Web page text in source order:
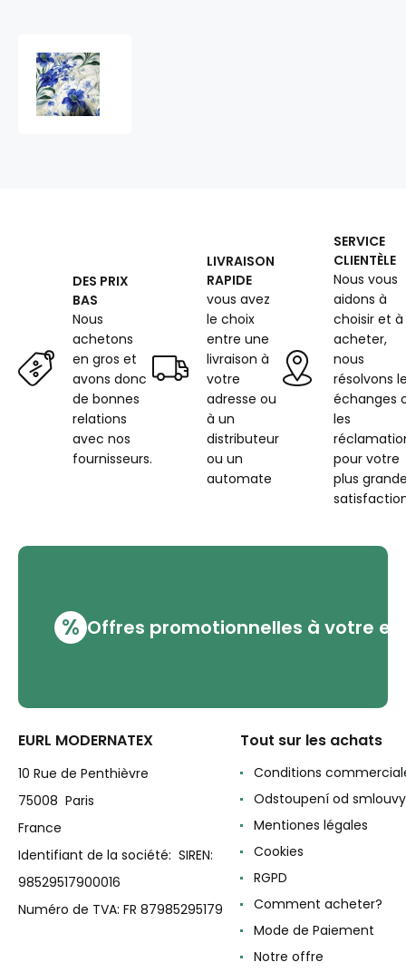
fleurs
blanc
DES PRIX
BAS
Nous
achetons
en gros et
avons donc
de bonnes
relations
avec nos
fournisseurs.
LIVRAISON
RAPIDE
vous avez
le choix
entre une
livraison à
votre
adresse ou
à un
distributeur
ou un
automate
SERVICE
CLIENTÈLE
Nous vous
aidons à
choisir et à
acheter,
nous
résolvons
échanges
les
pour votre
plus
% Offres promotionnelles à votre
EURL MODERNATEX
10 Rue de Penthièvre
75008 Paris
France
Identifiant de la société: SIREN:
98529517900016
Numéro de TVA: FR 87985295179
Tout sur les achats
Conditions
Odstoupení od smlouvy
Mentiones légales
Cookies
RGPD
Comment acheter?
Mode de Paiement
Notre offre